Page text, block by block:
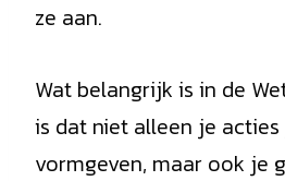
ze aan.
Wat belangrijk is in de
is dat niet alleen je
vormgeven, maar ook je